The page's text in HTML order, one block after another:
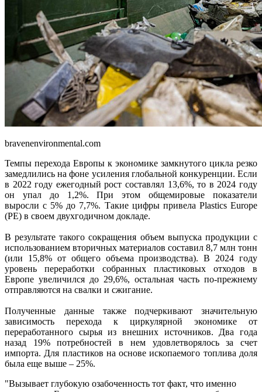
bravenenvironmental.com
Темпы перехода Европы к экономике замкнутого цикла резко
замедлились на фоне усиления глобальной конкуренции. Если
в 2022 году ежегодный рост составлял 13,6%, то в 2024 году
он упал до 1,2%. При этом общемировые показатели
выросли с 5% до 7,7%. Такие цифры привела Plastics Europe
(PE) в своем двухгодичном докладе.
В результате такого сокращения объем выпуска продукции с
использованием вторичных материалов составил 8,7 млн тонн
(или 15,8% от общего объема производства). В 2024 году
уровень переработки собранных пластиковых отходов в
Европе увеличился до 29,6%, остальная часть по-прежнему
отправляются на свалки и сжигание.
Полученные данные также подчеркивают значительную
зависимость перехода к циркулярной экономике от
переработанного сырья из внешних источников. Два года
назад 19% потребностей в нем удовлетворялось за счет
импорта. Для пластиков на основе ископаемого топлива доля
была еще выше – 25%.
"Вызывает глубокую озабоченность тот факт, что именно